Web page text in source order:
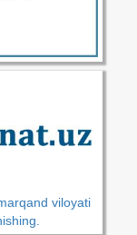
viloyati